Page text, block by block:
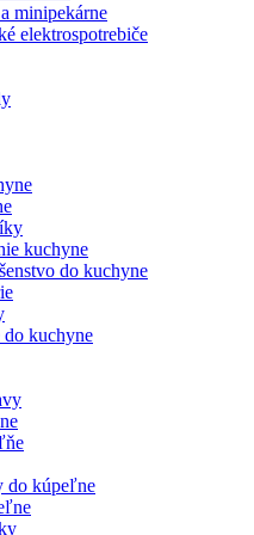
minipekárne
elektrospotrebiče
kuchyne
do kuchyne
do kuchyne
do kúpeľne